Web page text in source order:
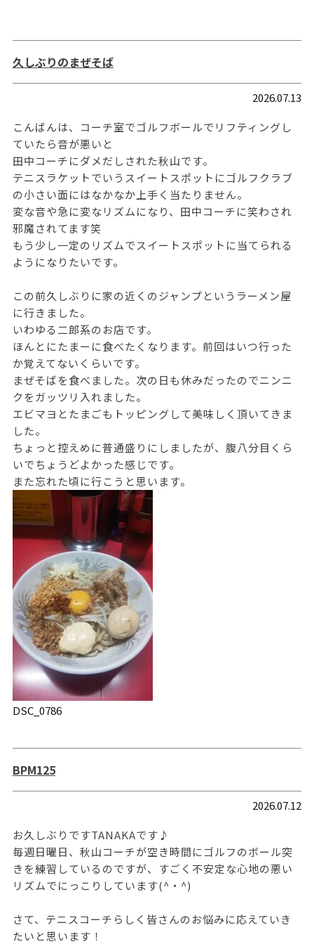
久しぶりのまぜそば
2026.07.13
こんばんは、コーチ室でゴルフボールでリフティングし
ていたら音が悪いと
田中コーチにダメだしされた秋山です。
テニスラケットでいうスイートスポットにゴルフクラブ
の小さい面にはなかなか上手く当たりません。
変な音や急に変なリズムになり、田中コーチに笑わされ
邪魔されてます笑
もう少し一定のリズムでスイートスポットに当てられる
ようになりたいです。
この前久しぶりに家の近くのジャンプというラーメン屋
に行きました。
いわゆる二郎系のお店です。
ほんとにたまーに食べたくなります。前回はいつ行った
か覚えてないくらいです。
まぜそばを食べました。次の日も休みだったのでニンニ
クをガッツリ入れました。
エビマヨとたまごもトッピングして美味しく頂いてきま
した。
ちょっと控えめに普通盛りにしましたが、腹八分目くら
いでちょうどよかった感じです。
また忘れた頃に行こうと思います。
DSC_0786
BPM125
2026.07.12
お久しぶりですTANAKAです♪
毎週日曜日、秋山コーチが空き時間にゴルフのボール突
きを練習しているのですが、すごく不安定な心地の悪い
リズムでにっこりしています(^・^)
さて、テニスコーチらしく皆さんのお悩みに応えていき
たいと思います！